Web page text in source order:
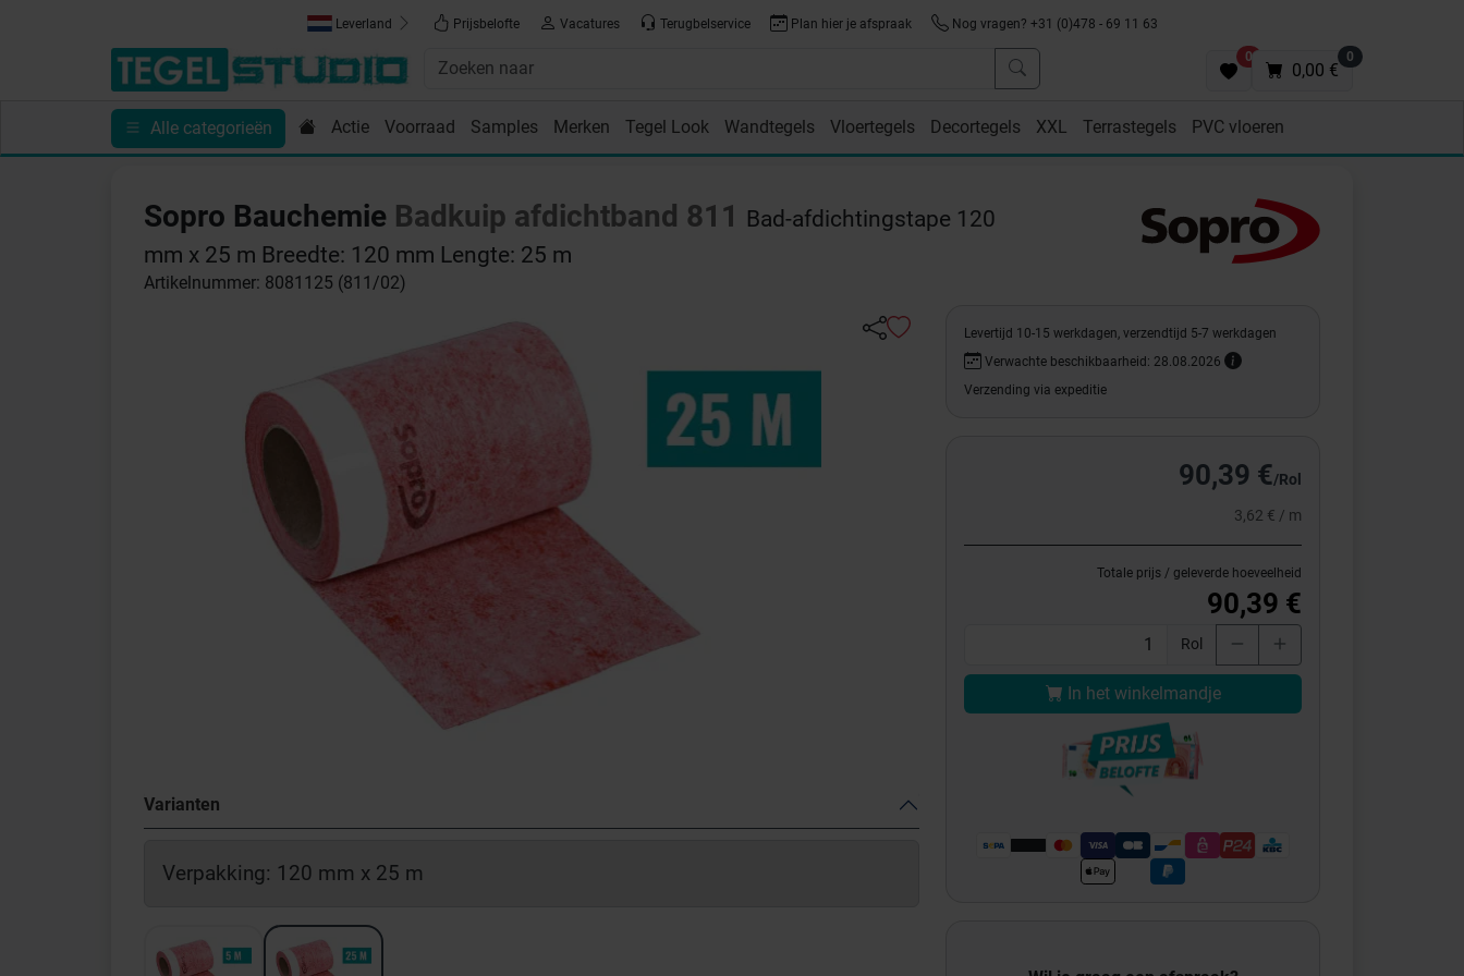
Leverland Prijsbelofte Vacatures Terugbelservice Plan hier je afspraak Nog vragen? +31 (0)478 - 69 11 63
0 0
0,00 €
Alle categorieën Actie Voorraad Samples Merken Tegel Look Wandtegels Vloertegels Decortegels XXL Terrastegels PVC vloeren
Sopro Bauchemie Badkuip afdichtband 811 Bad-afdichtingstape 120
mm x 25 m Breedte: 120 mm Lengte: 25 m
Artikelnummer: 8081125 (811/02)
Varianten
Verpakking: 120 mm x 25 m
Levertijd 10-15 werkdagen, verzendtijd 5-7 werkdagen
Verwachte beschikbaarheid: 28.08.2026
Verzending via expeditie
90,39 €/Rol
3,62 € / m
Totale prijs / geleverde hoeveelheid
90,39 €
Rol
In het winkelmandje